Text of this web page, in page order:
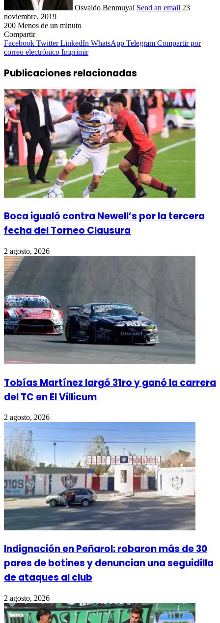
Osvaldo Benmuyal Send an email 23
noviembre, 2019
200 Menos de un minuto
Compartir
Facebook Twitter LinkedIn WhatsApp Telegram Compartir por
correo electrónico Imprimir
Publicaciones relacionadas
Boca igualó contra Newell’s por la tercera
fecha del Torneo Clausura
2 agosto, 2026
Tobías Martínez largó 31ro y ganó la carrera
del TC en El Villicum
2 agosto, 2026
Indignación en Peñarol: robaron más de 30
pares de botines y denuncian una seguidilla
de ataques al club
2 agosto, 2026